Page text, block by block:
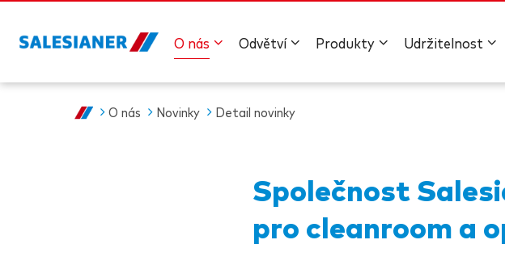
O nás Odvětví Produkty Udržitelnost
O nás Novinky Detail novinky
Společnost
pro cleanroom a